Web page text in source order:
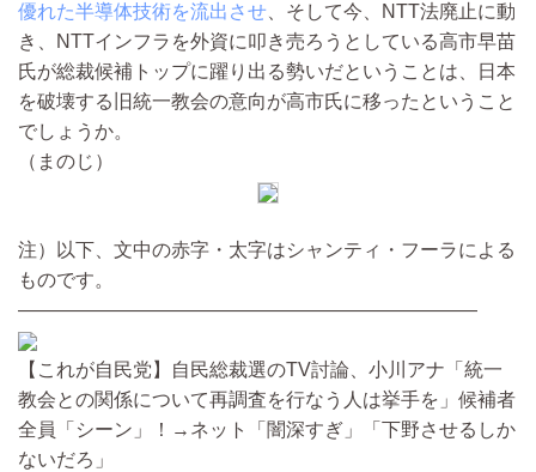
優れた半導体技術を流出させ 、そして今、NTT法廃止に動
き、NTTインフラを外資に叩き売ろうとしている高市早苗
氏が総裁候補トップに躍り出る勢いだということは、日本
を破壊する旧統一教会の意向が高市氏に移ったということ
でしょうか。
（まのじ）
注）以下、文中の赤字・太字はシャンティ・フーラによる
ものです。
————————————————————————
【これが自民党】自民総裁選のTV討論、小川アナ「統一
教会との関係について再調査を行なう人は挙手を」候補者
全員「シーン」！→ネット「闇深すぎ」「下野させるしか
ないだろ」